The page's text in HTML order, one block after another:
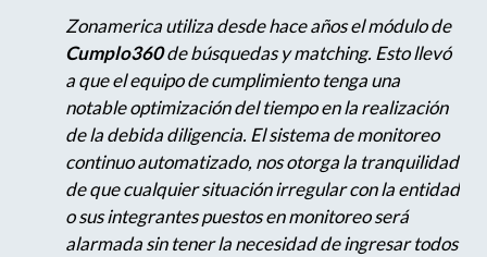
Zonamerica utiliza desde hace años el módulo de
Cumplo360de búsquedas y matching. Esto llevó
a que el equipo de cumplimiento tenga una
notable optimización del tiempo en la realización
de la debida diligencia. El sistema de monitoreo
continuo automatizado, nos otorga la tranquilidad
de que cualquier situación irregular con la entidad
o sus integrantes puestos en monitoreo será
alarmada sin tener la necesidad de ingresar todos